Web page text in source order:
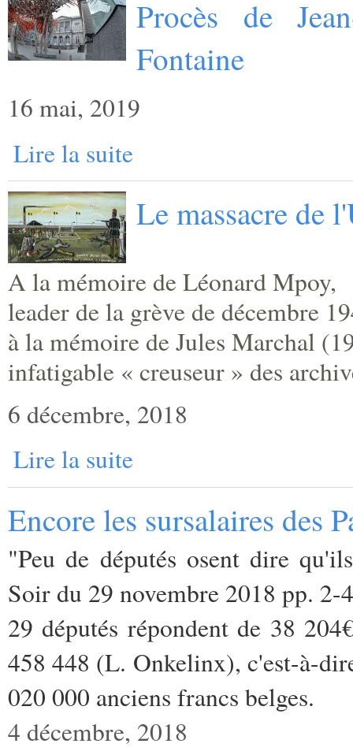
Procès de
Fontaine
16 mai, 2019
Lire la suite
Le massacre de
A la mémoire de Léonard Mpoy,
leader de la grève de décembre
à la mémoire de Jules Marchal
infatigable « creuseur » des
6 décembre, 2018
Lire la suite
Encore les sursalaires des
"Peu de députés osent dire
Soir du 29 novembre 2018 pp. 2-4
29 députés répondent de 38
458 448 (L. Onkelinx), c'est-à-
020 000 anciens francs belges.
4 décembre, 2018